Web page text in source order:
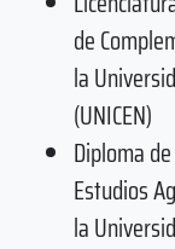
de
la
(UNICEN)
Diploma
Estudios
la